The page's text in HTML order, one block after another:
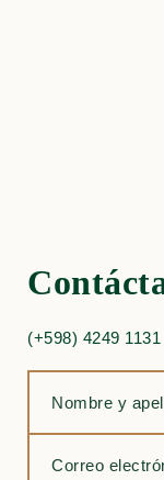
(+598) 4249 1131